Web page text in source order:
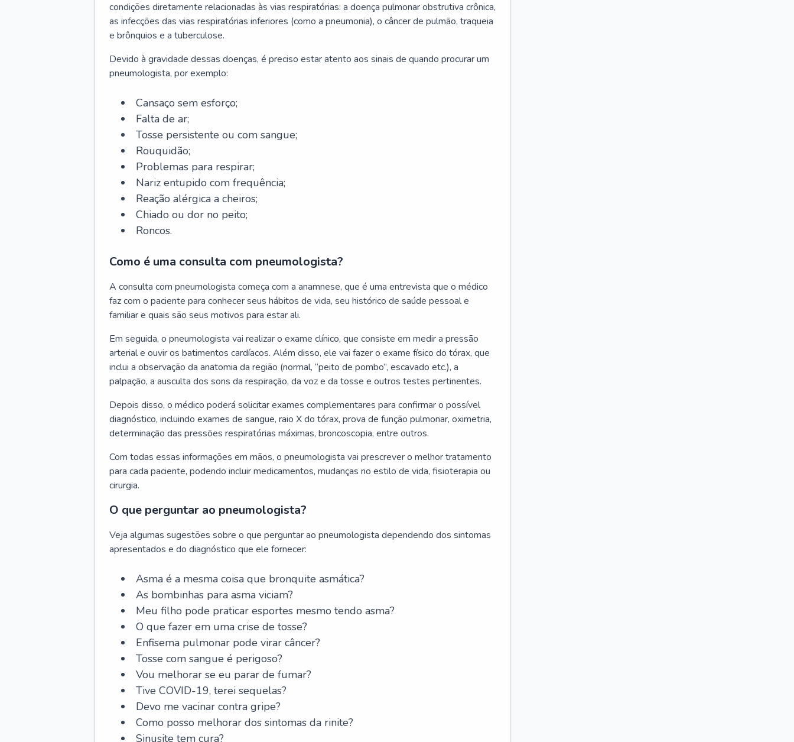
condições diretamente relacionadas às vias respiratórias: a doença pulmonar obstrutiva crônica,
as infecções das vias respiratórias inferiores (como a pneumonia), o câncer de pulmão, traqueia
e brônquios e a tuberculose.
Devido à gravidade dessas doenças, é preciso estar atento aos sinais de quando procurar um
pneumologista, por exemplo:
Cansaço sem esforço;
Falta de ar;
Tosse persistente ou com sangue;
Rouquidão;
Problemas para respirar;
Nariz entupido com frequência;
Reação alérgica a cheiros;
Chiado ou dor no peito;
Roncos.
Como é uma consulta com pneumologista?
A consulta com pneumologista começa com a anamnese, que é uma entrevista que o médico
faz com o paciente para conhecer seus hábitos de vida, seu histórico de saúde pessoal e
familiar e quais são seus motivos para estar ali.
Em seguida, o pneumologista vai realizar o exame clínico, que consiste em medir a pressão
arterial e ouvir os batimentos cardíacos. Além disso, ele vai fazer o exame físico do tórax, que
inclui a observação da anatomia da região (normal, “peito de pombo”, escavado etc.), a
palpação, a ausculta dos sons da respiração, da voz e da tosse e outros testes pertinentes.
Depois disso, o médico poderá solicitar exames complementares para confirmar o possível
diagnóstico, incluindo exames de sangue, raio X do tórax, prova de função pulmonar, oximetria,
determinação das pressões respiratórias máximas, broncoscopia, entre outros.
Com todas essas informações em mãos, o pneumologista vai prescrever o melhor tratamento
para cada paciente, podendo incluir medicamentos, mudanças no estilo de vida, fisioterapia ou
cirurgia.
O que perguntar ao pneumologista?
Veja algumas sugestões sobre o que perguntar ao pneumologista dependendo dos sintomas
apresentados e do diagnóstico que ele fornecer:
Asma é a mesma coisa que bronquite asmática?
As bombinhas para asma viciam?
Meu filho pode praticar esportes mesmo tendo asma?
O que fazer em uma crise de tosse?
Enfisema pulmonar pode virar câncer?
Tosse com sangue é perigoso?
Vou melhorar se eu parar de fumar?
Tive COVID-19, terei sequelas?
Devo me vacinar contra gripe?
Como posso melhorar dos sintomas da rinite?
Sinusite tem cura?